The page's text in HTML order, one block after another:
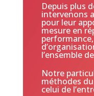
Depuis plus
intervenons
pour leur
mesure en
l’ensemble
Notre
méthodes
celui de